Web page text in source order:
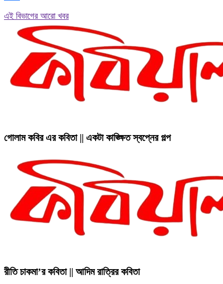
এই বিভাগের আরো খবর
গোলাম কবির এর কবিতা || একটা কাঙ্ক্ষিত স্বপ্নের গল্প
রীতি চাকমা’র কবিতা || আদিম রাত্রির কবিতা